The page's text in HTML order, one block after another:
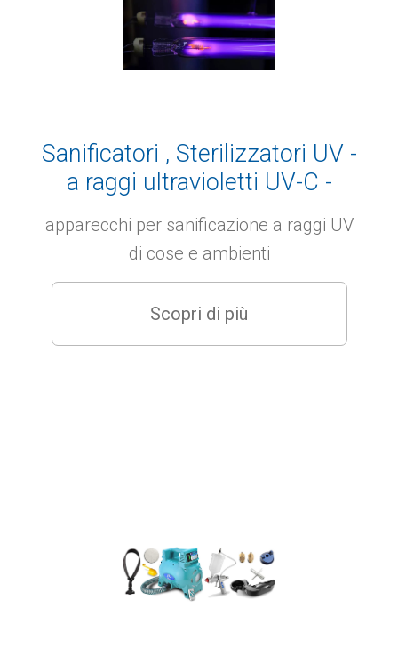
Sanificatori , Sterilizzatori UV -
a raggi ultravioletti UV-C -
Covid Products
apparecchi per sanificazione a raggi UV
di cose e ambienti
Scopri di più